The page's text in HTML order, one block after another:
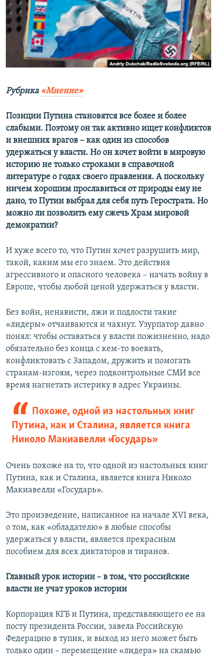
ПОБЕДИТЕЛЕЙ НЕ СУДЯТ?
КРЫМ.НЕПОКОРЕННЫЙ
ELIFBE
УКРАИНСКАЯ ПРОБЛЕМА КРЫМА
ПРИСОЕДИНЯЙТЕСЬ!
Рубрика «Мнение»
Позиции Путина становятся все более и более
слабыми. Поэтому он так активно ищет конфликтов
и внешних врагов –​ как один из способов
удержаться у власти. Но он хочет войти в мировую
историю не только строками в справочной
литературе о годах своего правления. А поскольку
ничем хорошим прославиться от природы ему не
дано, то Путин выбрал для себя путь Герострата. Но
можно ли позволить ему сжечь Храм мировой
демократии?
И хуже всего то, что Путин хочет разрушить мир,
такой, каким мы его знаем. Это действия
агрессивного и опасного человека – начать войну в
Европе, чтобы любой ценой удержаться у власти.
Без войн, ненависти, лжи и подлости такие
«лидеры» отчаиваются и чахнут. Узурпатор давно
понял: чтобы оставаться у власти пожизненно, надо
обязательно без конца с кем-то воевать,
конфликтовать с Западом, дружить и помогать
странам-изгоям, через подконтрольные СМИ все
время нагнетать истерику в адрес Украины.
Похоже, одной из настольных книг
Путина, как и Сталина, является книга
Николо Макиавелли «Государь»
Очень похоже на то, что одной из настольных книг
Путина, как и Сталина, является книга Николо
Макиавелли «Государь».
Это произведение, написанное на начале XVI века,
о том, как «обладателю» в любые способы
удержаться у власти, является прекрасным
пособием для всех диктаторов и тиранов.
Главный урок истории – в том, что российские
власти не учат уроков истории
Корпорация КГБ и Путина, представляющего ее на
посту президента России, завела Российскую
Федерацию в тупик, и выход из него может быть
только один – перемещение «лидера» на скамью